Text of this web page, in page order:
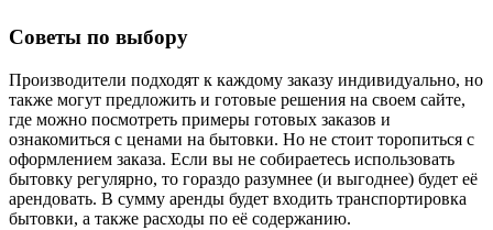
Советы по выбору
Производители подходят к каждому заказу индивидуально, но
также могут предложить и готовые решения на своем сайте,
где можно посмотреть примеры готовых заказов и
ознакомиться с ценами на бытовки. Но не стоит торопиться с
оформлением заказа. Если вы не собираетесь использовать
бытовку регулярно, то гораздо разумнее (и выгоднее) будет её
арендовать. В сумму аренды будет входить транспортировка
бытовки, а также расходы по её содержанию.